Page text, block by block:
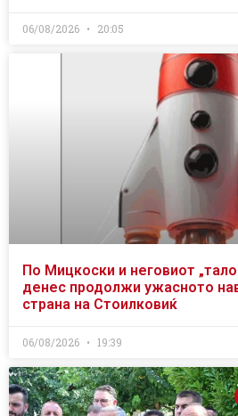
06/08/2026 20:05
По Мицкоски и неговиот
денес продолжи ужасното
страна на Стоилковиќ
06/08/2026 19:39